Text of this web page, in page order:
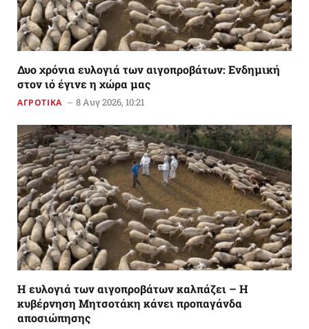
Δυο χρόνια ευλογιά των αιγοπροβάτων: Ενδημική
στον ιό έγινε η χώρα μας
ΑΓΡΟΤΙΚΑ 8 Αυγ 2026, 10:21
Η ευλογιά των αιγοπροβάτων καλπάζει – Η
κυβέρνηση Μητσοτάκη κάνει προπαγάνδα
αποσιώπησης